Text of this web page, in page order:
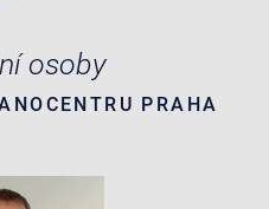
osoby
PRAHA